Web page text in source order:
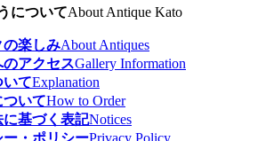
についてAbout Antique Kato
の楽しみAbout Antiques
アクセスGallery Information
いてExplanation
ついてHow to Order
基づく表記Notices
・ポリシーPrivacy Policy